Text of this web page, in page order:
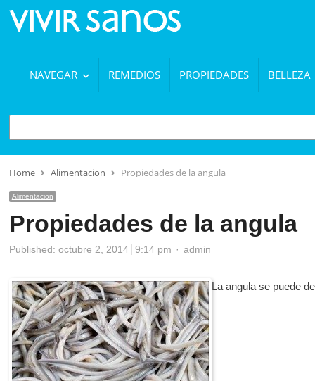
NAVEGAR REMEDIOS PROPIEDADES BELLEZA
BUSCAR
Home Alimentacion Propiedades de la angula
Alimentacion
Propiedades de la angula
Published: octubre 2, 2014 9:14 pm Author
admin
La angula se puede